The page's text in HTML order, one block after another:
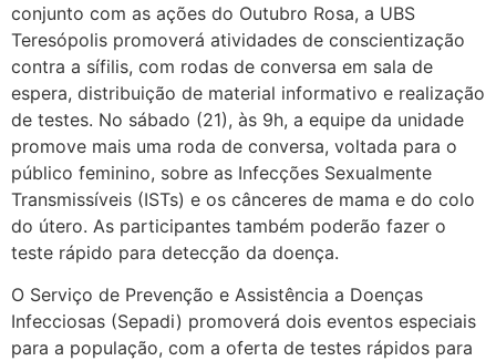
conjunto com as ações do Outubro Rosa, a UBS
Teresópolis promoverá atividades de conscientização
contra a sífilis, com rodas de conversa em sala de
espera, distribuição de material informativo e realização
de testes. No sábado (21), às 9h, a equipe da unidade
promove mais uma roda de conversa, voltada para o
público feminino, sobre as Infecções Sexualmente
Transmissíveis (ISTs) e os cânceres de mama e do colo
do útero. As participantes também poderão fazer o
teste rápido para detecção da doença.
O Serviço de Prevenção e Assistência a Doenças
Infecciosas (Sepadi) promoverá dois eventos especiais
para a população, com a oferta de testes rápidos para